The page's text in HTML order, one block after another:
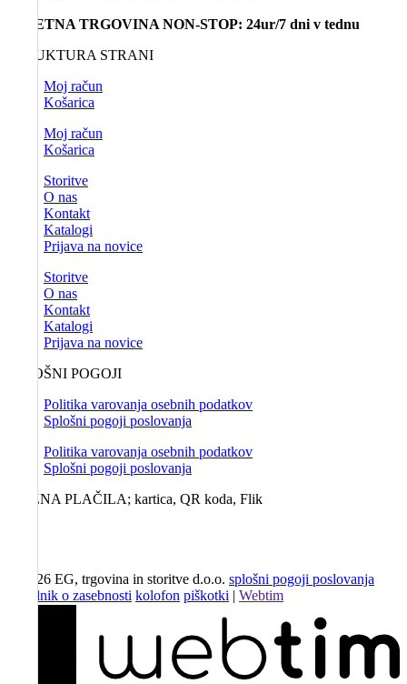
SPLETNA TRGOVINA NON-STOP: 24ur/7 dni v tednu
STRUKTURA STRANI
Moj račun
Košarica
Moj račun
Košarica
Storitve
O nas
Kontakt
Katalogi
Prijava na novice
Storitve
O nas
Kontakt
Katalogi
Prijava na novice
SPLOŠNI POGOJI
Politika varovanja osebnih podatkov
Splošni pogoji poslovanja
Politika varovanja osebnih podatkov
Splošni pogoji poslovanja
MOŽNA PLAČILA; kartica, QR koda, Flik
2026 EG, trgovina in storitve d.o.o. splošni pogoji poslovanja
pravilnik o zasebnosti kolofon piškotki | Webtim